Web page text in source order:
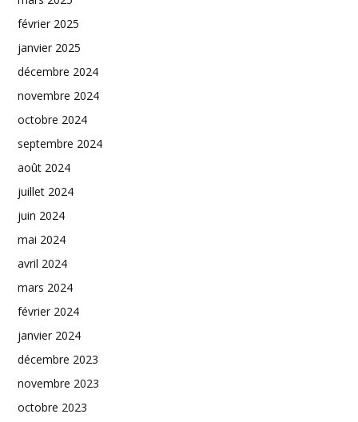
février 2025
janvier 2025
décembre 2024
novembre 2024
octobre 2024
septembre 2024
août 2024
juillet 2024
juin 2024
mai 2024
avril 2024
mars 2024
février 2024
janvier 2024
décembre 2023
novembre 2023
octobre 2023